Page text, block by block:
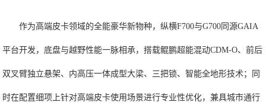
作为高端皮卡领域的全能豪华新物种，纵横F700与G700同源GAIA
平台开发，底盘与越野性能一脉相承，搭载鲲鹏超能混动CDM-O、前后
双叉臂独立悬架、内高压一体成型大梁、三把锁、智能全地形技术；同
时在配置细项上针对高端皮卡使用场景进行专业性优化，兼具城市通行